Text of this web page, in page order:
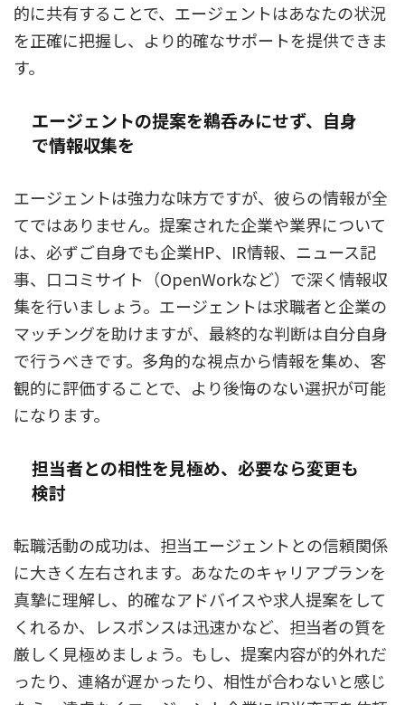
的に共有することで、エージェントはあなたの状況
を正確に把握し、より的確なサポートを提供できま
す。
エージェントの提案を鵜呑みにせず、自身
で情報収集を
エージェントは強力な味方ですが、彼らの情報が全
てではありません。提案された企業や業界について
は、必ずご自身でも企業HP、IR情報、ニュース記
事、口コミサイト（OpenWorkなど）で深く情報収
集を行いましょう。エージェントは求職者と企業の
マッチングを助けますが、最終的な判断は自分自身
で行うべきです。多角的な視点から情報を集め、客
観的に評価することで、より後悔のない選択が可能
になります。
担当者との相性を見極め、必要なら変更も
検討
転職活動の成功は、担当エージェントとの信頼関係
に大きく左右されます。あなたのキャリアプランを
真摯に理解し、的確なアドバイスや求人提案をして
くれるか、レスポンスは迅速かなど、担当者の質を
厳しく見極めましょう。もし、提案内容が的外れだ
ったり、連絡が遅かったり、相性が合わないと感じ